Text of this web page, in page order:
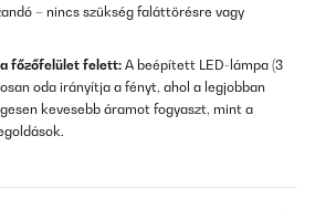
– nincs szükség faláttörésre vagy
főzőfelület felett: A beépített LED-lámpa (3
oda irányítja a fényt, ahol a legjobban
kevesebb áramot fogyaszt, mint a